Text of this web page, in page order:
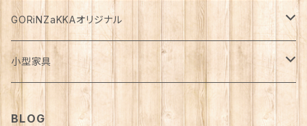
鏡
お風呂・ランドリー
タオル
スリッパ
ブランケット
バッグ
カゴバッグ
カトラリー
ストロー
ポット・急須
鉢
はさみ
支柱
紙類
ノート
カード
ミニチュア
アウトドア
手芸用品
パーカー・ウィンドブレーカー
カーディガン
ベスト
五分丈、七分丈
ニット
タンクトップ
キュロット
ワイドパンツ
パンツ
ルームウェア・パジャマ
アンダーウェア
レッグウェア
バッテリー
ブランケット・寝具
お餅
麺類
穀物
水・炭酸水
ジュース
コーヒー
ペーパー類
トイレットペーパー
ティッシュペーパー
ライト
ろうそく
猫用
メダカ
無添加・手作り（犬用）
猫用
缶詰
犬用
猫用
レトルト食品
犬用
おやつ
化粧水
乳液
医薬部外品
メイク用品
ボディーソープ
ヘアケア
食品・飲料
食器類
タオル
GORiNZaKKAオリジナル
アパレル
Tシャツ
アクセサリー
小型家具
スツール
BLOG